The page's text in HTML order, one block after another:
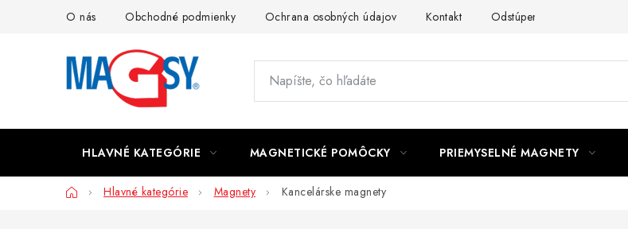
O nás Obchodné podmienky Ochrana osobných údajov Kontakt Odstúpenie od zmluvy
HLAVNÉ KATEGÓRIE MAGNETICKÉ POMÔCKY PRIEMYSELNÉ MAGNETY
DomovHlavné kategórie Magnety Kancelárske magnety